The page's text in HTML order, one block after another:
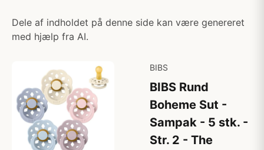
Dele af indholdet på denne side kan være genereret
med hjælp fra AI.
BIBS
BIBS Rund
Boheme Sut -
Sampak - 5 stk. -
Str. 2 - The